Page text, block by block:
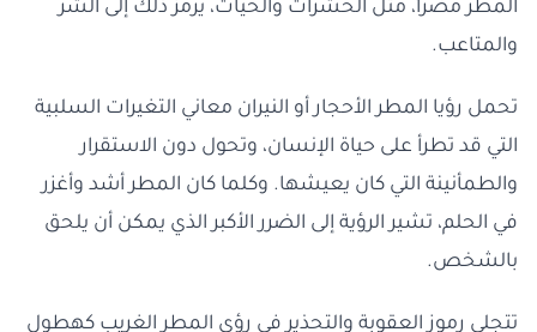
المطر مضراً، مثل الحشرات والحيات، يرمز ذلك إلى الشر
والمتاعب.
تحمل رؤيا المطر الأحجار أو النيران معاني التغيرات السلبية
التي قد تطرأ على حياة الإنسان، وتحول دون الاستقرار
والطمأنينة التي كان يعيشها. وكلما كان المطر أشد وأغزر
في الحلم، تشير الرؤية إلى الضرر الأكبر الذي يمكن أن يلحق
بالشخص.
تتجلى رموز العقوبة والتحذير في رؤى المطر الغريب كهطول